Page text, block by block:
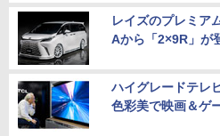
レイズのプレミア
Aから「2×9R」が
ハイグレードテレ
色彩美で映画＆ゲ